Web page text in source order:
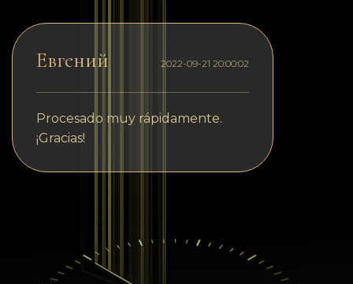
Евгений 2022-09-21 20:00:02
Procesado muy rápidamente.
¡Gracias!